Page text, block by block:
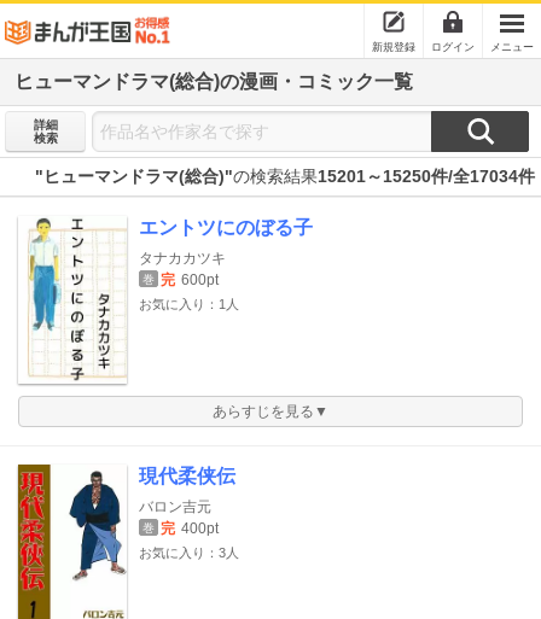
新規登録 ログイン メニュー
ヒューマンドラマ(総合)の漫画・コミック一覧
詳細
検索
"ヒューマンドラマ(総合)"の検索結果15201～15250件/全17034件
エントツにのぼる子
タナカカツキ
巻 完 600pt
お気に入り：1人
あらすじを見る▼
現代柔侠伝
バロン吉元
巻 完 400pt
お気に入り：3人